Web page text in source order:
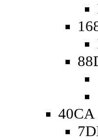
40CA